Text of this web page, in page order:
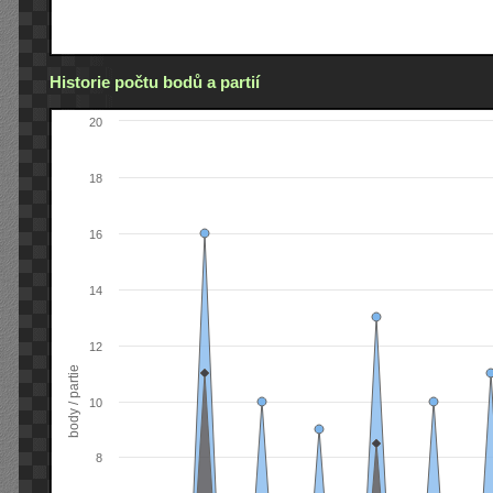
Historie počtu bodů a partií
body / partie
8
10
12
14
16
18
20